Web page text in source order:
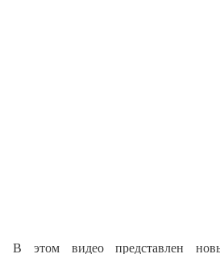
В этом видео представлен